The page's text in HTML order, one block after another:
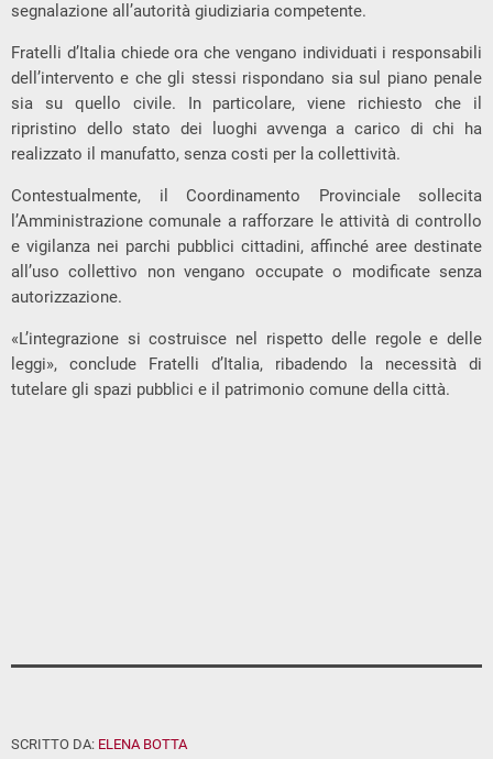
segnalazione all’autorità giudiziaria competente.
Fratelli d’Italia chiede ora che vengano individuati i responsabili
dell’intervento e che gli stessi rispondano sia sul piano penale
sia su quello civile. In particolare, viene richiesto che il
ripristino dello stato dei luoghi avvenga a carico di chi ha
realizzato il manufatto, senza costi per la collettività.
Contestualmente, il Coordinamento Provinciale sollecita
l’Amministrazione comunale a rafforzare le attività di controllo
e vigilanza nei parchi pubblici cittadini, affinché aree destinate
all’uso collettivo non vengano occupate o modificate senza
autorizzazione.
«L’integrazione si costruisce nel rispetto delle regole e delle
leggi», conclude Fratelli d’Italia, ribadendo la necessità di
tutelare gli spazi pubblici e il patrimonio comune della città.
SCRITTO DA: ELENA BOTTA